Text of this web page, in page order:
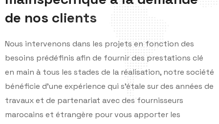
de nos clients
Nous intervenons dans les projets en fonction des
besoins prédéfinis afin de fournir des prestations clé
en main à tous les stades de la réalisation, notre société
bénéficie d'une expérience qui s'étale sur des années de
travaux et de partenariat avec des fournisseurs
marocains et étrangère pour vous apporter les